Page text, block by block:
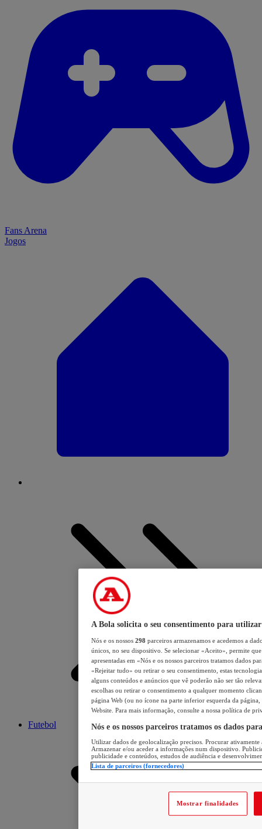
Fans Arena
Jogos
Futebol
A Bola solicita o seu consentimento para utilizar
Nós e os nossos 298 parceiros armazenamos e acedemos a
únicos, no seu dispositivo. Se selecionar «Aceito», permite
apresentadas em «Nós e os nossos parceiros tratamos dados
«Rejeitar tudo» ou retirar o seu consentimento, estas
alguns conteúdos e anúncios que vê poderão não ser tão
escolhas ou retirar o consentimento a qualquer momento
página Web (ou no ícone na parte inferior esquerda da página,
Website. Para mais informação, consulte a nossa política de
Nós e os nossos parceiros tratamos os dados
Utilizar dados de geolocalização precisos. Procurar
Armazenar e/ou aceder a informações num dispositivo.
publicidade e conteúdos, estudos de audiência e
Lista de parceiros (fornecedores)
Mostrar finalidades